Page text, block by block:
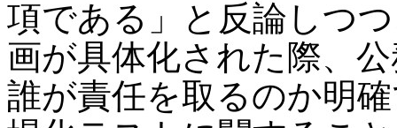
項である」と反論しつ
画が具体化された際、
誰が責任を取るのか明